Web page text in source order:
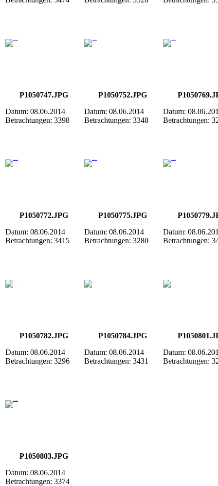
P1050747.JPG
Datum: 08.06.2014
Betrachtungen: 3398
P1050752.JPG
Datum: 08.06.2014
Betrachtungen: 3348
Datum:
Betrachtungen:
P1050772.JPG
Datum: 08.06.2014
Betrachtungen: 3415
P1050775.JPG
Datum: 08.06.2014
Betrachtungen: 3280
Datum:
Betrachtungen:
P1050782.JPG
Datum: 08.06.2014
Betrachtungen: 3296
P1050784.JPG
Datum: 08.06.2014
Betrachtungen: 3431
Datum:
Betrachtungen:
P1050803.JPG
Datum: 08.06.2014
Betrachtungen: 3374